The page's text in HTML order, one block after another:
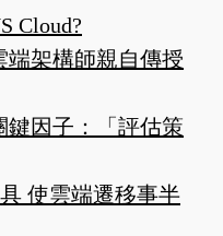
Cloud?
端架構師親自傳授
鍵因子：「評估策
使雲端遷移事半